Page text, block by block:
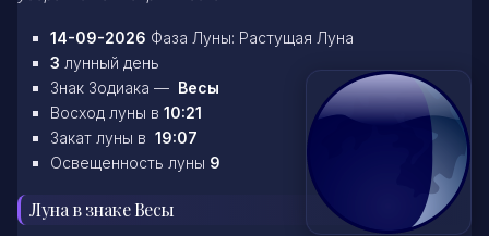
14-09-2026 Фаза Луны: Растущая Луна
3 лунный день
Знак Зодиака — Весы
Восход луны в 10:21
Закат луны в 19:07
Освещенность луны 9
Луна в знаке Весы